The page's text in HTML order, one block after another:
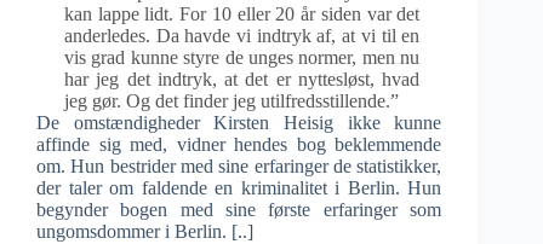
kan lappe lidt. For 10 eller 20 år siden var det
anderledes. Da havde vi indtryk af, at vi til en
vis grad kunne styre de unges normer, men nu
har jeg det indtryk, at det er nyttesløst, hvad
jeg gør. Og det finder jeg utilfredsstillende.”
De omstændigheder Kirsten Heisig ikke kunne
affinde sig med, vidner hendes bog beklemmende
om. Hun bestrider med sine erfaringer de statistikker,
der taler om faldende en kriminalitet i Berlin. Hun
begynder bogen med sine første erfaringer som
ungomsdommer i Berlin. [..]